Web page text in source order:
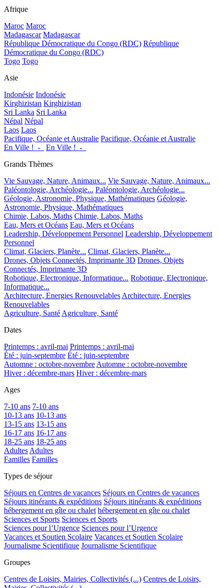
Afrique
Maroc Maroc
Madagascar Madagascar
République Démocratique du Congo (RDC) République
Démocratique du Congo (RDC)
Togo Togo
Asie
Indonésie Indonésie
Kirghizistan Kirghizistan
Sri Lanka Sri Lanka
Népal Népal
Laos Laos
Pacifique, Océanie et Australie Pacifique, Océanie et Australie
En Ville !_-_
En Ville !_-_
Grands Thèmes
Vie Sauvage, Nature, Animaux... Vie Sauvage, Nature, Animaux...
Paléontologie, Archéologie... Paléontologie, Archéologie...
Géologie, Astronomie, Physique, Mathématiques Géologie,
Astronomie, Physique, Mathématiques
Chimie, Labos, Maths Chimie, Labos, Maths
Eau, Mers et Océans Eau, Mers et Océans
Leadership, Développement Personnel Leadership, Développement
Personnel
Climat, Glaciers, Planète... Climat, Glaciers, Planète...
Drones, Objets Connectés, Imprimante 3D Drones, Objets
Connectés, Imprimante 3D
Robotique, Electronique, Informatique... Robotique, Electronique,
Informatique...
Architecture, Energies RenouvelablesArchitecture, Energies
Renouvelables
Agriculture, SantéAgriculture, Santé
Dates
Printemps : avril-mai Printemps : avril-mai
Été : juin-septembre Été : juin-septembre
Automne : octobre-novembreAutomne : octobre-novembre
Hiver : décembre-mars Hiver : décembre-mars
Ages
7-10 ans 7-10 ans
10-13 ans 10-13 ans
13-15 ans 13-15 ans
16-17 ans 16-17 ans
18-25 ans 18-25 ans
AdultesAdultes
Familles Familles
Types de séjour
Séjours en Centres de vacances Séjours en Centres de vacances
Séjours itinérants & expéditions Séjours itinérants & expéditions
hébergement en gîte ou chalet hébergement en gîte ou chalet
Sciences et Sports Sciences et Sports
Sciences pour l’Urgence Sciences pour l’Urgence
Vacances et Soutien Scolaire Vacances et Soutien Scolaire
Journalisme Scientifique Journalisme Scientifique
Groupes
Centres de Loisirs, Mairies, Collectivités (...) Centres de Loisirs,